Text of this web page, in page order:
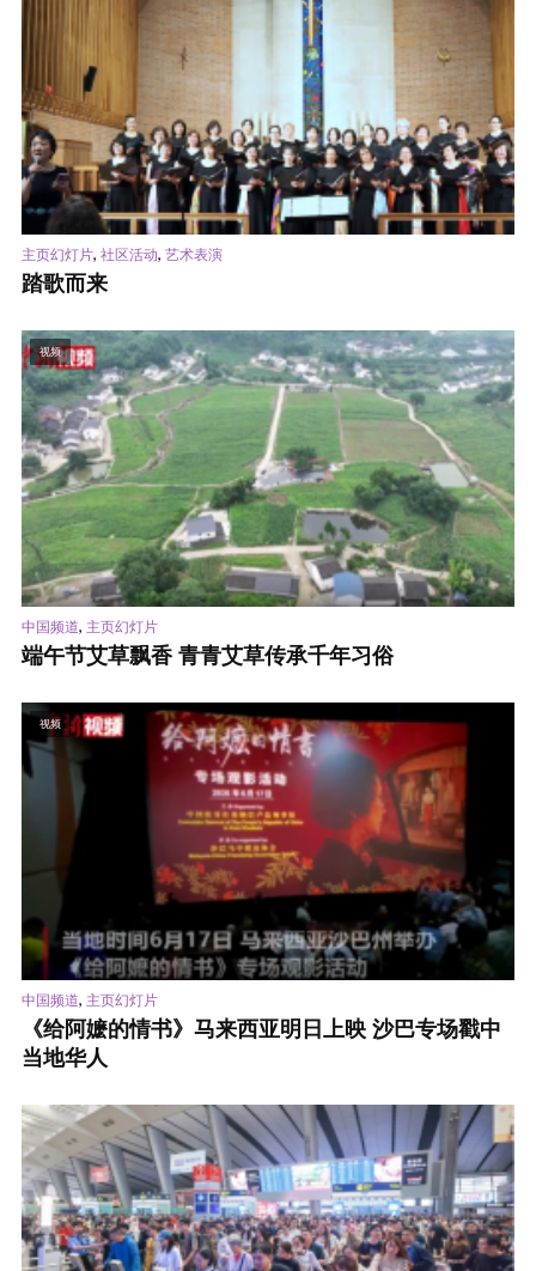
主页幻灯片, 社区活动, 艺术表演
踏歌而来
视频
中国频道, 主页幻灯片
端午节艾草飘香 青青艾草传承千年习俗
视频
中国频道, 主页幻灯片
《给阿嬷的情书》马来西亚明日上映 沙巴专场戳中
当地华人